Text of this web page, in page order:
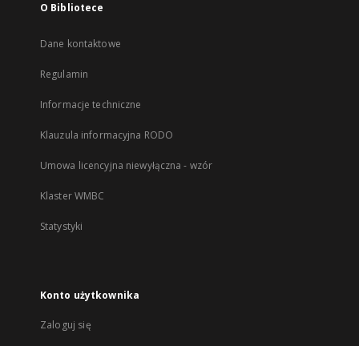
O Bibliotece
Dane kontaktowe
Regulamin
Informacje techniczne
Klauzula informacyjna RODO
Umowa licencyjna niewyłączna - wzór
Klaster WMBC
Statystyki
Konto użytkownika
Zaloguj się